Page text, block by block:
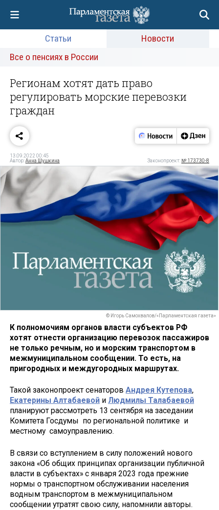
Статьи
Новости
Все о пенсиях в России
Регионам хотят дать право
регулировать морские перевозки
граждан
13.09.2022 00:45
Автор:Анна Шушкина Законопроект: № 173730-8
© Игорь Самохвалов/«Парламентская газета»
К полномочиям органов власти субъектов РФ
хотят отнести организацию перевозок пассажиров
не только речным, но и морским транспортом в
межмуниципальном сообщении. То есть, на
пригородных и междугородных маршрутах.
Такой законопроект сенаторов Андрея Кутепова,
Екатерины Алтабаевой и Людмилы Талабаевой
планируют рассмотреть 13 сентября на заседании
Комитета Госдумы по региональной политике и
местному самоуправлению.
В связи со вступлением в силу положений нового
закона «Об общих принципах организации публичной
власти в субъектах» с января 2023 года прежние
нормы о транспортном обслуживании населения
водным транспортом в межмуниципальном
сообщении утратят свою силу, напомнили авторы.